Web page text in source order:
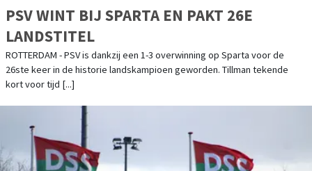
PSV WINT BIJ SPARTA EN PAKT 26E
LANDSTITEL
ROTTERDAM - PSV is dankzij een 1-3 overwinning op Sparta voor de
26ste keer in de historie landskampioen geworden. Tillman tekende
kort voor tijd [...]